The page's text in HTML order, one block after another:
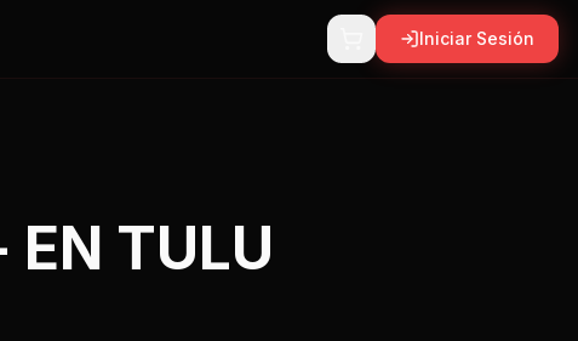
Iniciar Sesión
TULU